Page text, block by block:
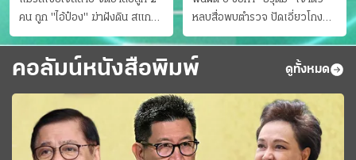
คน ถูก "ไอ้ป๋อง" ฆ่าฝังดิน สแกน
ไม่มีศพเพิ่ม
หลบสื่อพบตำรวจ ปัดเอี่ยวโกง
สอบท้องถิ่น จ่อบี้รํ่ารวยมากปกติ
คอลัมน์หนังสือพิมพ์ ดูทั้งหมด